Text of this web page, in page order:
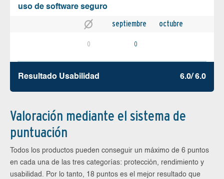
uso de software seguro
septiembre octubre
0 0
Resultado Usabilidad 6.0/ 6.0
Valoración mediante el sistema de
puntuación
Todos los productos pueden conseguir un máximo de 6 puntos
en cada una de las tres categorías: protección, rendimiento y
usabilidad. Por lo tanto, 18 puntos es el mejor resultado que